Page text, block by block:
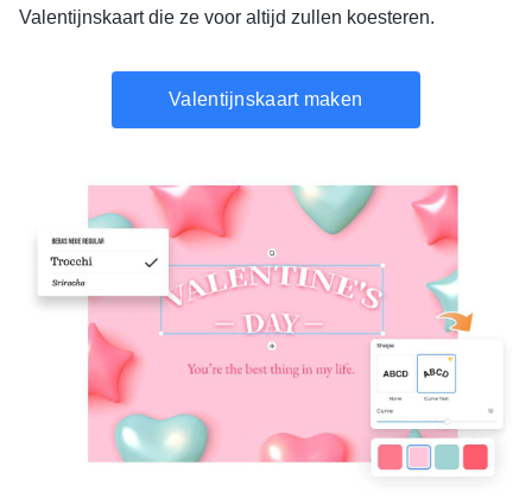
Valentijnskaart die ze voor altijd zullen koesteren.
Valentijnskaart maken